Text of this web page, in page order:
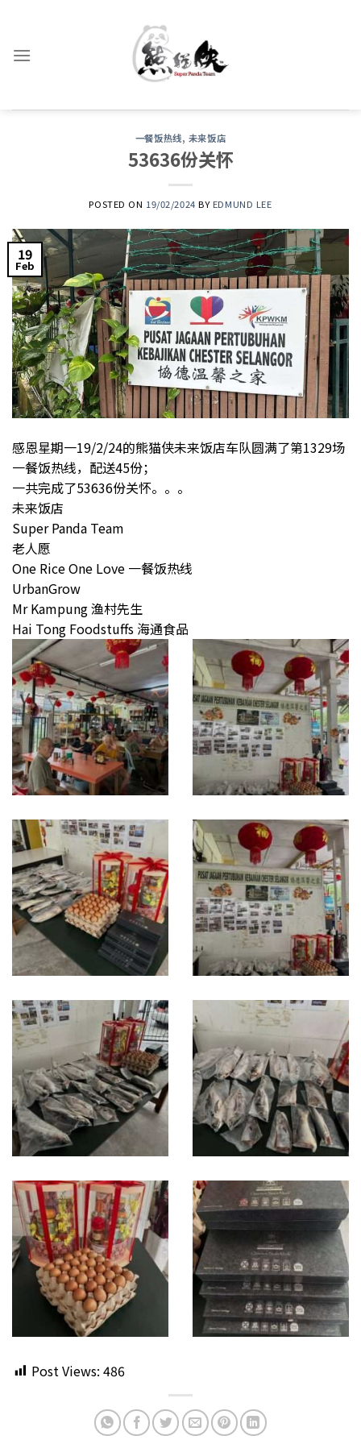
content
一餐饭热线, 未来饭店
53636份关怀
POSTED ON 19/02/2024 BY EDMUND LEE
19
Feb
感恩星期一19/2/24的熊猫侠未来饭店车队圆满了第1329场
一餐饭热线，配送45份；
一共完成了53636份关怀。。。
未来饭店
Super Panda Team
老人愿
One Rice One Love 一餐饭热线
UrbanGrow
Mr Kampung 渔村先生
Hai Tong Foodstuffs 海通食品
Post Views: 486